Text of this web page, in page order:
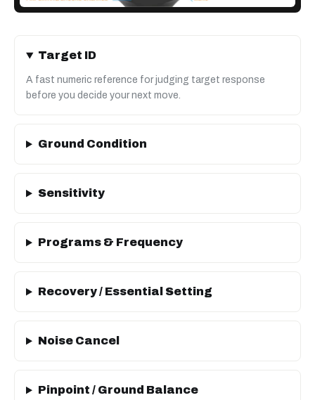
Target ID
A fast numeric reference for judging target response
before you decide your next move.
Ground Condition
Sensitivity
Programs & Frequency
Recovery / Essential Setting
Noise Cancel
Pinpoint / Ground Balance